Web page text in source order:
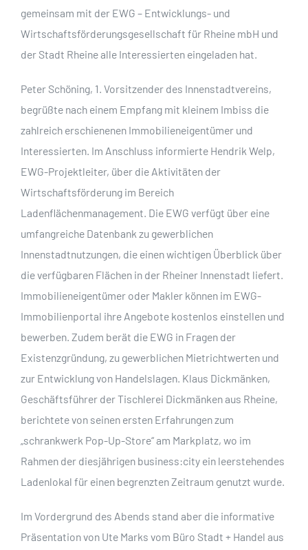
gemeinsam mit der EWG – Entwicklungs- und
Wirtschaftsförderungsgesellschaft für Rheine mbH und
der Stadt Rheine alle Interessierten eingeladen hat.
Peter Schöning, 1. Vorsitzender des Innenstadtvereins,
begrüßte nach einem Empfang mit kleinem Imbiss die
zahlreich erschienenen Immobilieneigentümer und
Interessierten. Im Anschluss informierte Hendrik Welp,
EWG-Projektleiter, über die Aktivitäten der
Wirtschaftsförderung im Bereich
Ladenflächenmanagement. Die EWG verfügt über eine
umfangreiche Datenbank zu gewerblichen
Innenstadtnutzungen, die einen wichtigen Überblick über
die verfügbaren Flächen in der Rheiner Innenstadt liefert.
Immobilieneigentümer oder Makler können im EWG-
Immobilienportal ihre Angebote kostenlos einstellen und
bewerben. Zudem berät die EWG in Fragen der
Existenzgründung, zu gewerblichen Mietrichtwerten und
zur Entwicklung von Handelslagen. Klaus Dickmänken,
Geschäftsführer der Tischlerei Dickmänken aus Rheine,
berichtete von seinen ersten Erfahrungen zum
„schrankwerk Pop-Up-Store“ am Markplatz, wo im
Rahmen der diesjährigen business:city ein leerstehendes
Ladenlokal für einen begrenzten Zeitraum genutzt wurde.
Im Vordergrund des Abends stand aber die informative
Präsentation von Ute Marks vom Büro Stadt + Handel aus